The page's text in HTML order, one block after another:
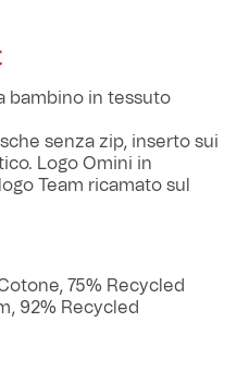
attuale
31,50 €.
bambino in tessuto
senza zip, inserto sui
Logo Omini in
Team ricamato sul
75% Recycled
92% Recycled